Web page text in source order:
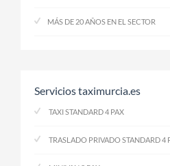
MÁS DE 20 AÑOS EN EL SECTOR
Servicios taximurcia.es
TAXI STANDARD 4 PAX
TRASLADO PRIVADO STANDARD 4